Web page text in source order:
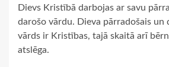
Dievs Kristībā darbojas ar savu
darošo vārdu. Dieva pārradošais un
vārds ir Kristības, tajā skaitā arī
atslēga.